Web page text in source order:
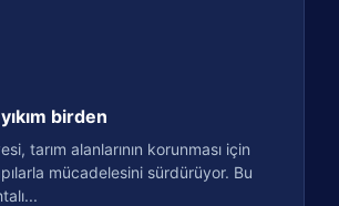
birden
tarım alanlarının korunması için
mücadelesini sürdürüyor. Bu